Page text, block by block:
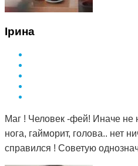
Ірина
Маг ! Человек -фей! Иначе не
нога, гайморит, голова.. нет
справился ! Советую